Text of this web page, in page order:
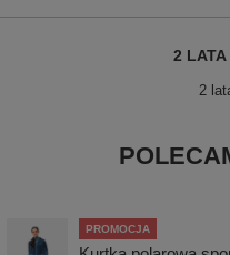
2 LATA
2
PROMOCJA